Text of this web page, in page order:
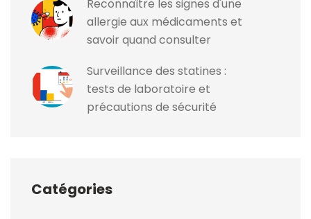
Reconnaître les signes d'une
allergie aux médicaments et
savoir quand consulter
Surveillance des statines :
tests de laboratoire et
précautions de sécurité
Catégories